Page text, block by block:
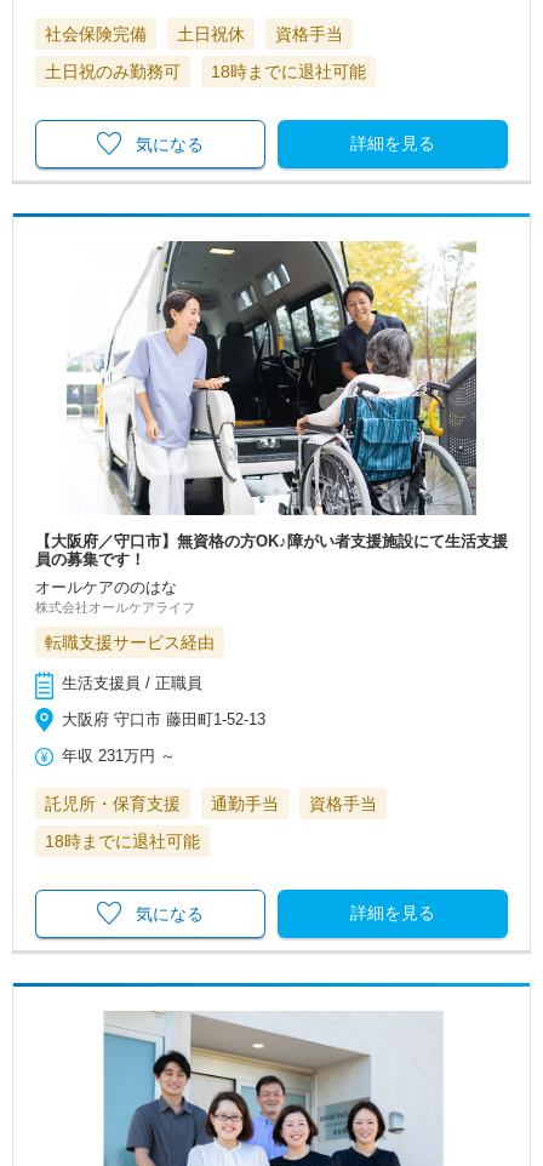
社会保険完備 土日祝休
資格手当
土日祝のみ勤務可
18時までに退社可能
詳細を見る
気になる
【大阪府／守口市】無資格の方OK♪障がい者支援施設にて生活支援
員の募集です！
オールケアののはな
株式会社オールケアライフ
転職支援サービス経由
生活支援員 / 正職員
大阪府 守口市 藤田町1-52-13
年収 231万円 ～
託児所・保育支援 通勤手当
資格手当
18時までに退社可能
詳細を見る
気になる